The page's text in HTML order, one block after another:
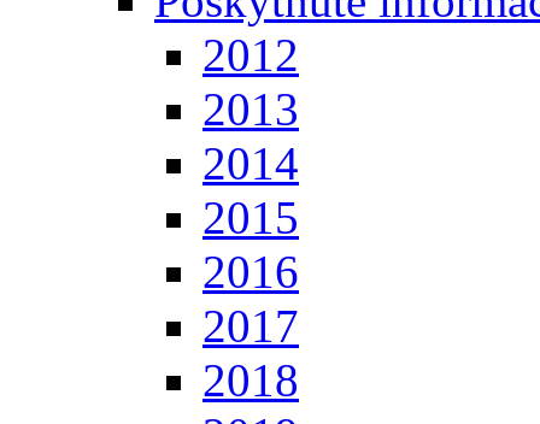
2012
2013
2014
2015
2016
2017
2018